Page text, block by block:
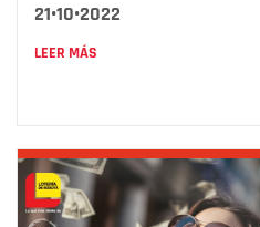
21•10•2022
LEER MÁS